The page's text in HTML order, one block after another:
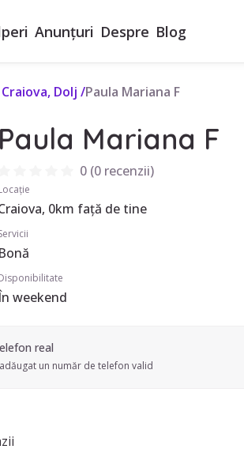
Anunțuri Despre Blog
Dolj /Paula Mariana F
Paula Mariana F
0(0 recenzii)
0km față de tine
Bonă
weekend
real
un număr de telefon valid